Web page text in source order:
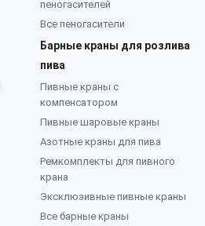
пеногасителей
Все пеногасители
Барные краны для розлива
пива
Пивные краны с
компенсатором
Пивные шаровые краны
Азотные краны для пива
Ремкомплекты для пивного
крана
Эксклюзивные пивные краны
Все барные краны